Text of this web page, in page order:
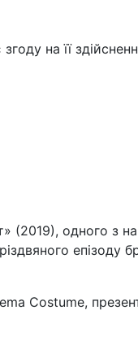
на її
(2019), одного з
епізоду
Costume,